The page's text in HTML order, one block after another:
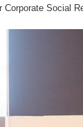
Corporate Social